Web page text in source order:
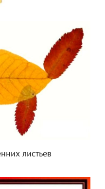
листьев